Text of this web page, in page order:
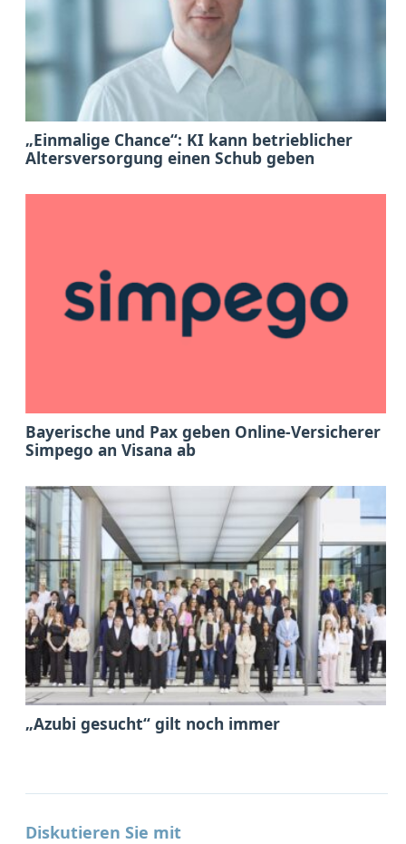
„Einmalige Chance“: KI kann betrieblicher
Altersversorgung einen Schub geben
Bayerische und Pax geben Online-Versicherer
Simpego an Visana ab
„Azubi gesucht“ gilt noch immer
Diskutieren Sie mit